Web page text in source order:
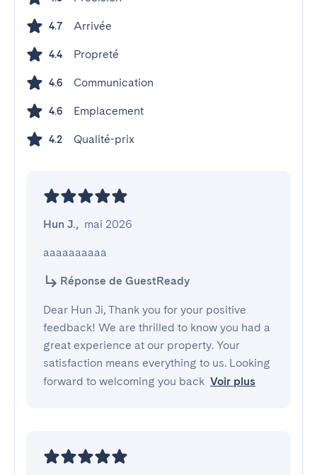
4.7 Arrivée
4.4 Propreté
4.6 Communication
4.6 Emplacement
4.2 Qualité-prix
Hun J., mai 2026
aaaaaaaaaa
Réponse de GuestReady
Dear Hun Ji, Thank you for your positive
feedback! We are thrilled to know you had a
great experience at our property. Your
satisfaction means everything to us. Looking
forward to welcoming you back Voir plus